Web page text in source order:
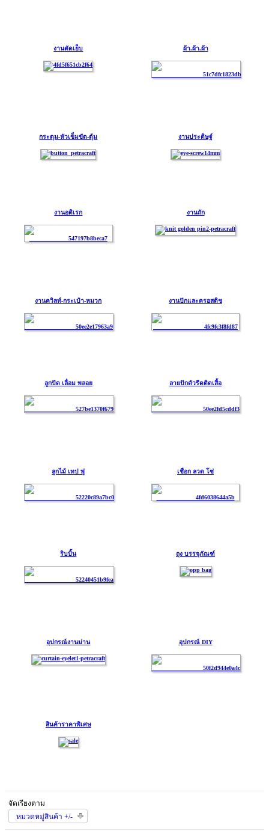
งานตัดเย็บ ผ้า.ผ้า.ผ้า
กระดุม-หัวเข็มขัด-ตุ้ม งานประดิษฐ์
งานอดิเรก งานถัก
งานควิลท์-กระเป๋า-หมวก งานปักและครอสติช
ลูกปัด เลื่อม พลอย ลายปักตัวรีดติดเสื้อ
ลูกไม้ เทป พู่ เชือก ลวด โซ่
ริบบิ้น ถุง บรรจุภัณฑ์
อุปกรณ์งานม่าน อุปกรณ์ DIY
สินค้าราคาพิเศษ
จัดเรียงตาม
หมวดหมู่สินค้า +/-